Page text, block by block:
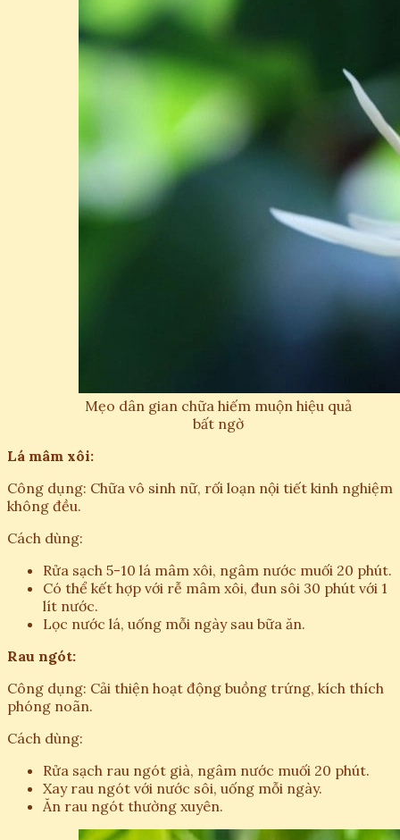
Mẹo dân gian chữa hiếm muộn hiệu quả
bất ngờ
Lá mâm xôi:
Công dụng: Chữa vô sinh nữ, rối loạn nội tiết kinh nghiệm
không đều.
Cách dùng:
Rửa sạch 5-10 lá mâm xôi, ngâm nước muối 20 phút.
Có thể kết hợp với rễ mâm xôi, đun sôi 30 phút với 1
lít nước.
Lọc nước lá, uống mỗi ngày sau bữa ăn.
Rau ngót:
Công dụng: Cải thiện hoạt động buồng trứng, kích thích
phóng noãn.
Cách dùng:
Rửa sạch rau ngót già, ngâm nước muối 20 phút.
Xay rau ngót với nước sôi, uống mỗi ngày.
Ăn rau ngót thường xuyên.